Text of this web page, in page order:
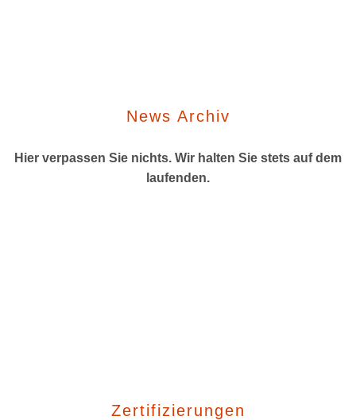
News Archiv
Hier verpassen Sie nichts. Wir halten Sie stets auf dem
laufenden.
Zertifizierungen